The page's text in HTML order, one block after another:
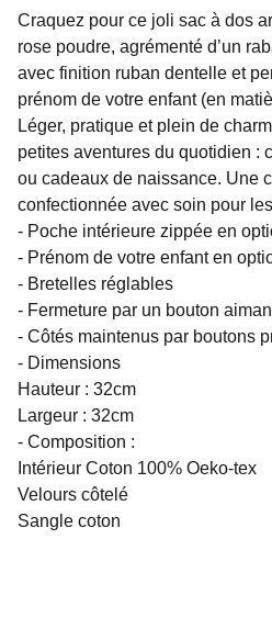
Craquez pour ce joli sac à dos
rose poudre, agrémenté d’un
avec finition ruban dentelle et
prénom de votre enfant (en
Léger, pratique et plein de
petites aventures du quotidien :
ou cadeaux de naissance. Une
confectionnée avec soin pour
- Poche intérieure zippée en
- Prénom de votre enfant en
- Bretelles réglables
- Fermeture par un bouton
- Côtés maintenus par boutons
- Dimensions
Hauteur : 32cm
Largeur : 32cm
- Composition :
Intérieur Coton 100% Oeko-tex
Velours côtelé
Sangle coton